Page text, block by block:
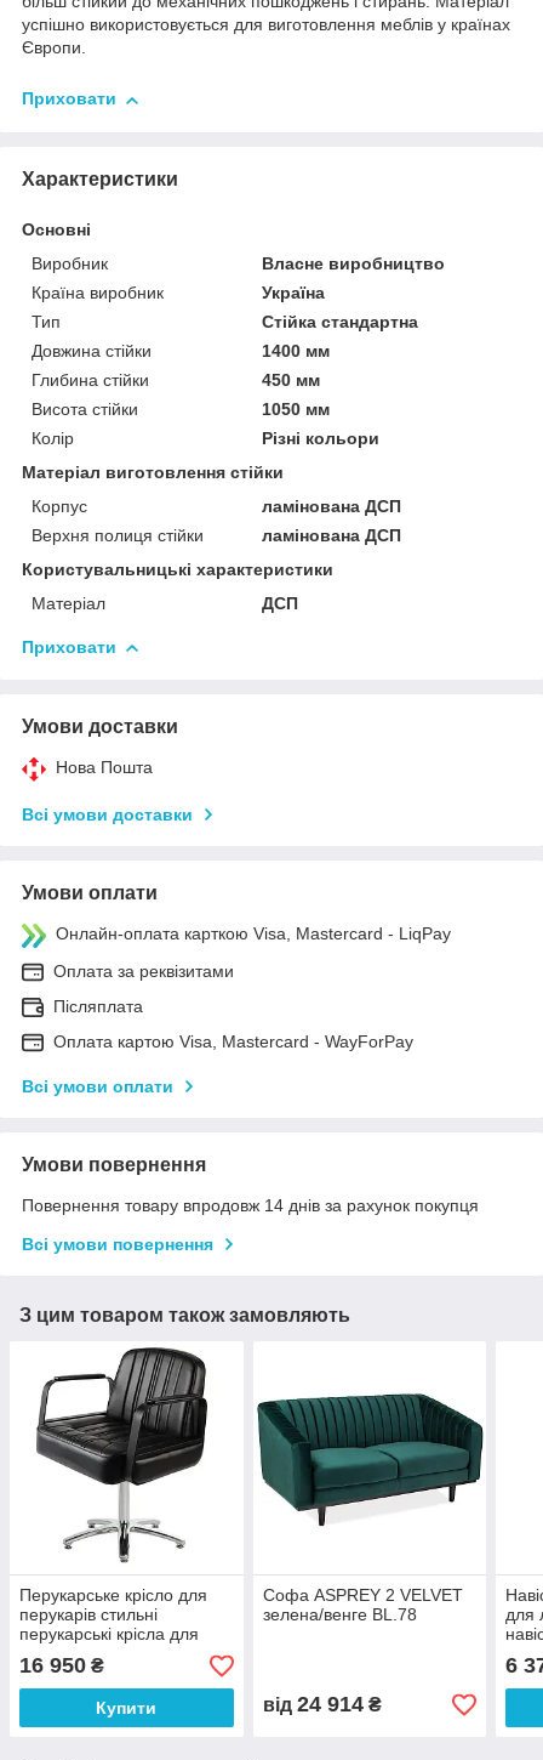
успішно використовується для виготовлення меблів у країнах
Європи.
Приховати
Характеристики
Основні
Виробник
Власне виробництво
Країна виробник
Україна
Тип
Стійка стандартна
Довжина стійки
1400 мм
Глибина стійки
450 мм
Висота стійки
1050 мм
Колір
Різні кольори
Матеріал виготовлення стійки
Корпус
ламінована ДСП
Верхня полиця стійки
ламінована ДСП
Користувальницькі характеристики
Матеріал
ДСП
Приховати
Умови доставки
Нова Пошта
Всі умови доставки
Умови оплати
Онлайн-оплата карткою Visa, Mastercard - LiqPay
Оплата за реквізитами
Післяплата
Оплата картою Visa, Mastercard - WayForPay
Всі умови оплати
Умови повернення
Повернення товару впродовж 14 днів за рахунок покупця
Всі умови повернення
З цим товаром також замовляють
Перукарське крісло для
перукарів стильні
перукарські крісла для
салону краси Bronx
VM870
16 950 ₴
Купити
Софа ASPREY 2 VELVET
зелена/венге BL.78
від 24 914₴
для
6